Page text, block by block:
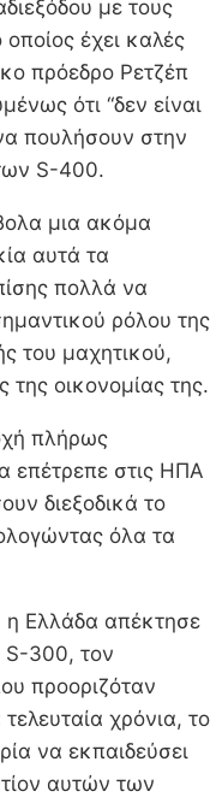
με τους
έχει καλές
πρόεδρο Ρετζέπ
ότι “δεν είναι
πουλήσουν στην
S-400.
μια ακόμα
αυτά τα
πολλά να
ρόλου της
του μαχητικού,
οικονομίας της.
πλήρως
επέτρεπε στις ΗΠΑ
διεξοδικά το
όλα τα
η Ελλάδα απέκτησε
S-300, τον
προοριζόταν
χρόνια, το
να εκπαιδεύσει
αυτών των